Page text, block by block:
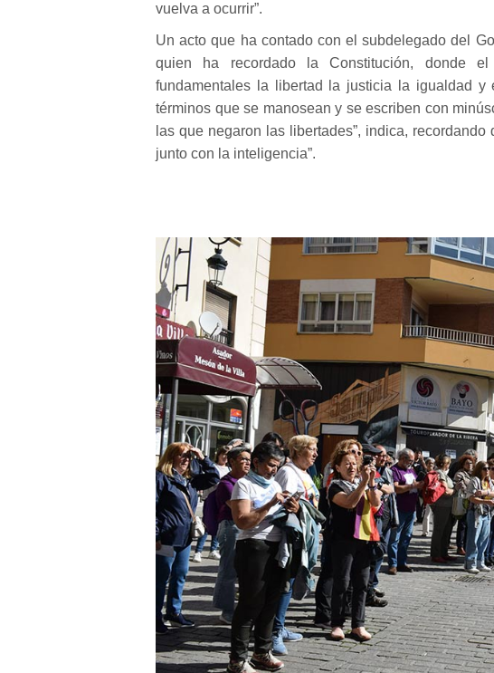
vuelva a ocurrir”.
Un acto que ha contado con el subdelegado del
quien ha recordado la Constitución, donde
fundamentales la libertad la justicia la igualdad
términos que se manosean y se escriben con
las que negaron las libertades”, indica,
junto con la inteligencia”.